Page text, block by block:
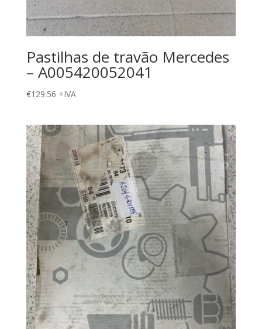
Pastilhas de travão Mercedes
– A005420052041
€129.56 +IVA